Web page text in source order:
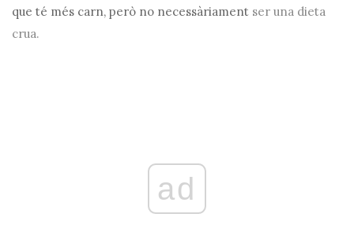
que té més carn, però no necessàriament ser una dieta
crua.
ad